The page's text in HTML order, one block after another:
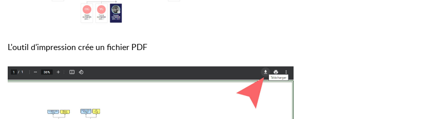
L'outil d'impression crée un fichier PDF